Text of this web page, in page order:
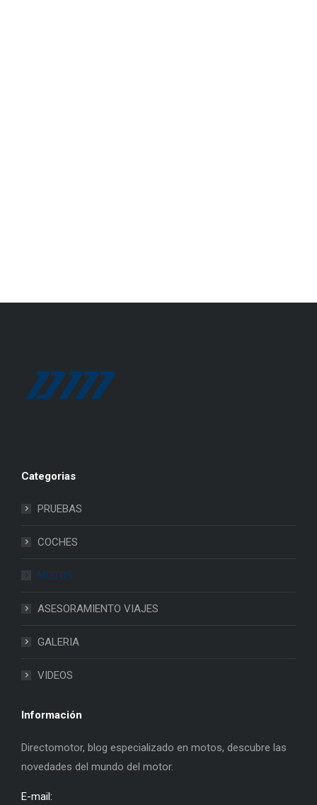
Categorias
PRUEBAS
COCHES
MOTOS
ASESORAMIENTO VIAJES
GALERIA
VIDEOS
Información
Directomotor, blog especializado en motos, descubre las
novedades del mundo del motor.
E-mail: